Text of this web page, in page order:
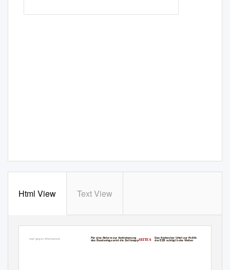
Html View Text View
Für eine Reform zur Verkleinerung
des Bundestags wird die Zeit knapp
Das Karlsruher Urteil zur Politik
der EZB schlägt hohe Wellen
Kampf gegen Altersarmut SEITE 6